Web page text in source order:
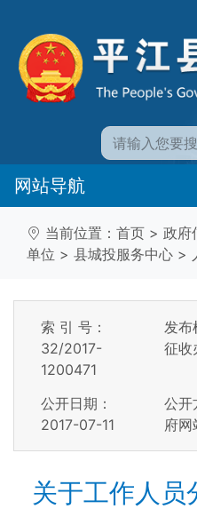
网站导航
当前位置： 首页 > 政府
单位 > 县城投服务中心 >
索 引 号：
32/2017-
1200471
发布
征收
公开日期：
2017-07-11
公开
府网
关于工作人员